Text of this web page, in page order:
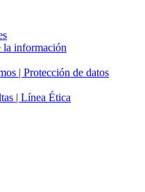
la información
| Protección de datos
| Línea Ética